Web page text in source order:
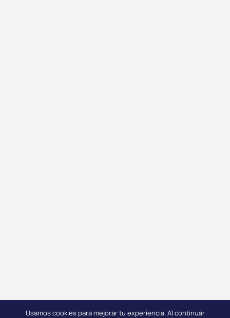
Usamos cookies para mejorar tu experiencia. Al continuar